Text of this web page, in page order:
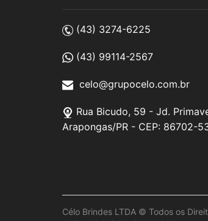
(43) 3274-6225
(43) 99114-2567
celo@grupocelo.com.br
Rua Bicudo, 59 - Jd.
Arapongas/PR - CEP: 86702-
Célo Brindes LTDA © Todos os